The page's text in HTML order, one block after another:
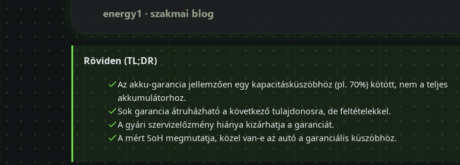
Röviden (TL;DR)
Az akku-garancia jellemzően egy kapacitásküszöbhöz (pl. 70%) kötött, nem a teljes
akkumulátorhoz.
Sok garancia átruházható a következő tulajdonosra, de feltételekkel.
A gyári szervizelőzmény hiánya kizárhatja a garanciát.
A mért SoH megmutatja, közel van-e az autó a garanciális küszöbhöz.